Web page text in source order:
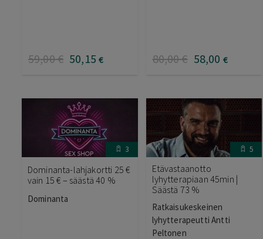
59,00€ 50,15 € 80,00€ 58,00 €
3
Dominanta-lahjakortti 25 €
vain 15 € – säästä 40 %
Dominanta
5
Etävastaanotto
lyhytterapiaan 45min |
Säästä 73 %
Ratkaisukeskeinen
lyhytterapeutti Antti
Peltonen